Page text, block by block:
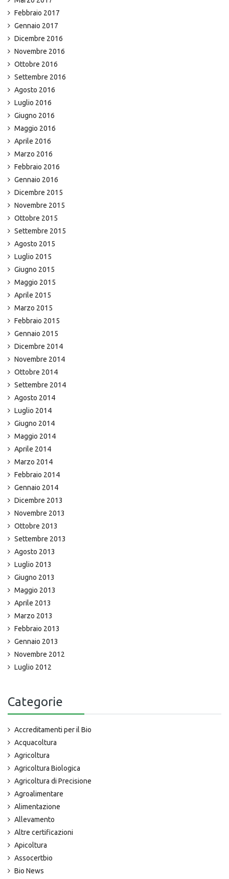
Febbraio 2017
Gennaio 2017
Dicembre 2016
Novembre 2016
Ottobre 2016
Settembre 2016
Agosto 2016
Luglio 2016
Giugno 2016
Maggio 2016
Aprile 2016
Marzo 2016
Febbraio 2016
Gennaio 2016
Dicembre 2015
Novembre 2015
Ottobre 2015
Settembre 2015
Agosto 2015
Luglio 2015
Giugno 2015
Maggio 2015
Aprile 2015
Marzo 2015
Febbraio 2015
Gennaio 2015
Dicembre 2014
Novembre 2014
Ottobre 2014
Settembre 2014
Agosto 2014
Luglio 2014
Giugno 2014
Maggio 2014
Aprile 2014
Marzo 2014
Febbraio 2014
Gennaio 2014
Dicembre 2013
Novembre 2013
Ottobre 2013
Settembre 2013
Agosto 2013
Luglio 2013
Giugno 2013
Maggio 2013
Aprile 2013
Marzo 2013
Febbraio 2013
Gennaio 2013
Novembre 2012
Luglio 2012
Categorie
Accreditamenti per il Bio
Acquacoltura
Agricoltura
Agricoltura Biologica
Agricoltura di Precisione
Agroalimentare
Alimentazione
Allevamento
Altre certificazioni
Apicoltura
Assocertbio
Bio News